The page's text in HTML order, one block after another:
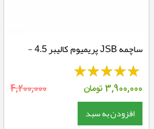
ساچمه JSB پریمیوم کالیبر 4.5 -
8.44 گرین
3,900,000تومان 4,200,000
افزودن به سبد